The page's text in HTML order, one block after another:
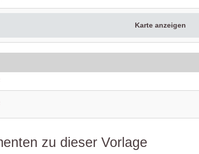
Karte anzeigen
zu dieser Vorlage